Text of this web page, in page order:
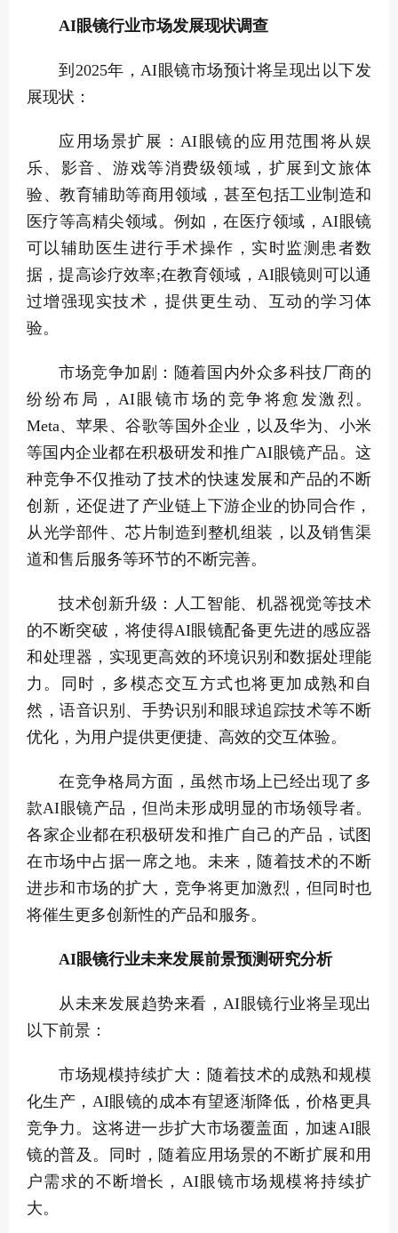
AI眼镜行业市场发展现状调查
到2025年，AI眼镜市场预计将呈现出以下发
展现状：
应用场景扩展：AI眼镜的应用范围将从娱
乐、影音、游戏等消费级领域，扩展到文旅体
验、教育辅助等商用领域，甚至包括工业制造和
医疗等高精尖领域。例如，在医疗领域，AI眼镜
可以辅助医生进行手术操作，实时监测患者数
据，提高诊疗效率;在教育领域，AI眼镜则可以通
过增强现实技术，提供更生动、互动的学习体
验。
市场竞争加剧：随着国内外众多科技厂商的
纷纷布局，AI眼镜市场的竞争将愈发激烈。
Meta、苹果、谷歌等国外企业，以及华为、小米
等国内企业都在积极研发和推广AI眼镜产品。这
种竞争不仅推动了技术的快速发展和产品的不断
创新，还促进了产业链上下游企业的协同合作，
从光学部件、芯片制造到整机组装，以及销售渠
道和售后服务等环节的不断完善。
技术创新升级：人工智能、机器视觉等技术
的不断突破，将使得AI眼镜配备更先进的感应器
和处理器，实现更高效的环境识别和数据处理能
力。同时，多模态交互方式也将更加成熟和自
然，语音识别、手势识别和眼球追踪技术等不断
优化，为用户提供更便捷、高效的交互体验。
在竞争格局方面，虽然市场上已经出现了多
款AI眼镜产品，但尚未形成明显的市场领导者。
各家企业都在积极研发和推广自己的产品，试图
在市场中占据一席之地。未来，随着技术的不断
进步和市场的扩大，竞争将更加激烈，但同时也
将催生更多创新性的产品和服务。
AI眼镜行业未来发展前景预测研究分析
从未来发展趋势来看，AI眼镜行业将呈现出
以下前景：
市场规模持续扩大：随着技术的成熟和规模
化生产，AI眼镜的成本有望逐渐降低，价格更具
竞争力。这将进一步扩大市场覆盖面，加速AI眼
镜的普及。同时，随着应用场景的不断扩展和用
户需求的不断增长，AI眼镜市场规模将持续扩
大。